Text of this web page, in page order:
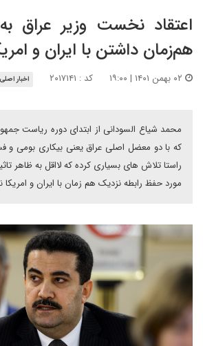
اعتقاد نخست وزیر عراق
هم‌زمان داشتن با ایران و
کد : ۲۰۱۷۱۴۱ اخبار اصلی
محمد شیاع السودانی از ابتدای دوره ریاست
که با دو معضل اصلی عراق یعنی بیکاری بومی و
راستا تلاش های بسیاری کرده که لااقل به ظاهر
مورد حفظ رابطه نزدیک هم زمان با ایران و